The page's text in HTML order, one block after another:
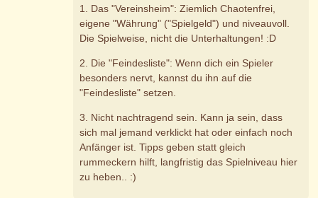
1. Das "Vereinsheim": Ziemlich Chaotenfrei,
eigene "Währung" ("Spielgeld") und niveauvoll.
Die Spielweise, nicht die Unterhaltungen! :D
2. Die "Feindesliste": Wenn dich ein Spieler
besonders nervt, kannst du ihn auf die
"Feindesliste" setzen.
3. Nicht nachtragend sein. Kann ja sein, dass
sich mal jemand verklickt hat oder einfach noch
Anfänger ist. Tipps geben statt gleich
rummeckern hilft, langfristig das Spielniveau hier
zu heben.. :)